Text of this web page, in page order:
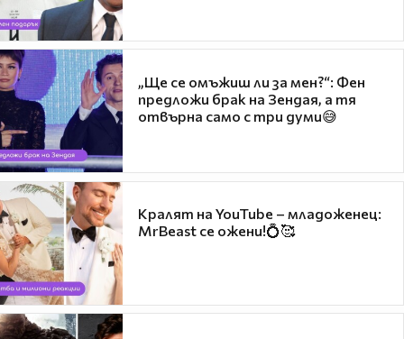
„Ще се омъжиш ли за мен?“: Фен
предложи брак на Зендая, а тя
отвърна само с три думи😅
Кралят на YouTube – младоженец:
MrBeast се ожени!💍🥰